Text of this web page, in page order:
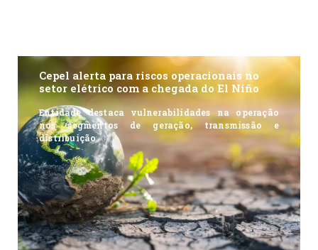
Cepel alerta para riscos operacionais no
setor elétrico com a chegada do El Niño
Entidade destaca vulnerabilidades na operação
nos segmentos de geração, transmissão e
distribuição